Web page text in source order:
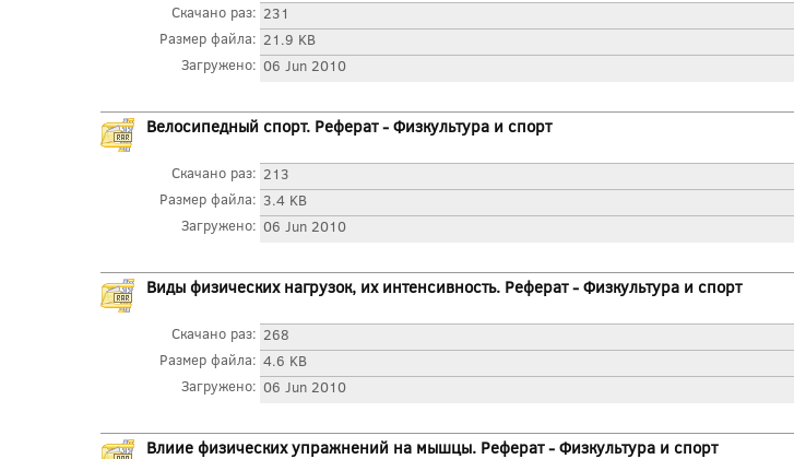
Скачано раз: 231
Размер файла: 21.9 KB
Загружено: 06 Jun 2010
Велосипедный спорт. Реферат - Физкультура и спорт
Скачано раз: 213
Размер файла: 3.4 KB
Загружено: 06 Jun 2010
Виды физических нагрузок, их интенсивность. Реферат - Физкультура и спорт
Скачано раз: 268
Размер файла: 4.6 KB
Загружено: 06 Jun 2010
Влиие физических упражнений на мышцы. Реферат - Физкультура и спорт